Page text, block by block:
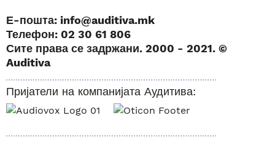
Е-пошта: info@auditiva.mk
Телефон: 02 30 61 806
Сите права се задржани. 2000 - 2021. ©
Auditiva
Пријатели на компанијата Аудитива: